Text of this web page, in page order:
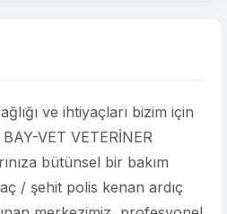
ve ihtiyaçları bizim için
VET VETERİNER
bütünsel bir bakım
/ şehit polis kenan ardıç